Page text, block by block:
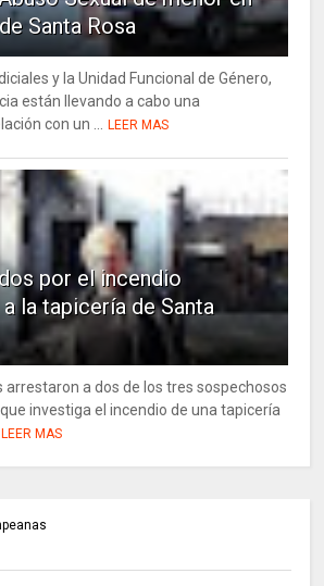
Santa Rosa
y la Unidad Funcional de Género,
están llevando a cabo una
con un ...
LEER MAS
por el incendio
la tapicería de Santa
arrestaron a dos de los tres sospechosos
investiga el incendio de una tapicería
LEER MAS